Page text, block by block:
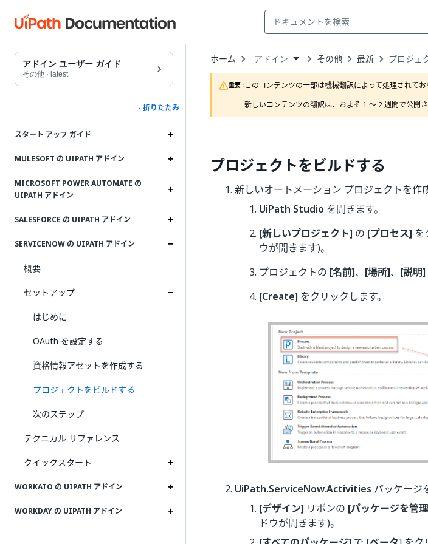
アドイン ユーザー ガイド
その他 · latest
- 折りたたみ
スタート アップ ガイド
MULESOFT の UIPATH アドイン
MICROSOFT POWER AUTOMATE の
UIPATH アドイン
SALESFORCE の UIPATH アドイン
SERVICENOW の UIPATH アドイン
概要
セットアップ
はじめに
OAuth を設定する
資格情報アセットを作成する
プロジェクトをビルドする
次のステップ
テクニカル リファレンス
クイックスタート
WORKATO の UIPATH アドイン
WORKDAY の UIPATH アドイン
ホーム Open
Dropdown
to
choose
product
アドイン その他 最新 プロジェ
重要 :このコンテンツの一部は機械翻訳によって処理されて
新しいコンテンツの翻訳は、およそ 1 ～ 2 週間で公開さ
プロジェクトをビルドする
新しいオートメーション プロジェクトを作
UiPath Studio を開きます。
[新しいプロジェクト] の [プロセス] を
ウが開きます)。
プロジェクトの [名前]、 [場所]、 [説明]
[Create] をクリックします。
UiPath.ServiceNow.Activities パッケージ
[デザイン] リボンの [パッケージを管
ドウが開きます)。